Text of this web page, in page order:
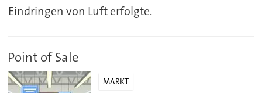
Eindringen von Luft erfolgte.
Point of Sale
MARKT